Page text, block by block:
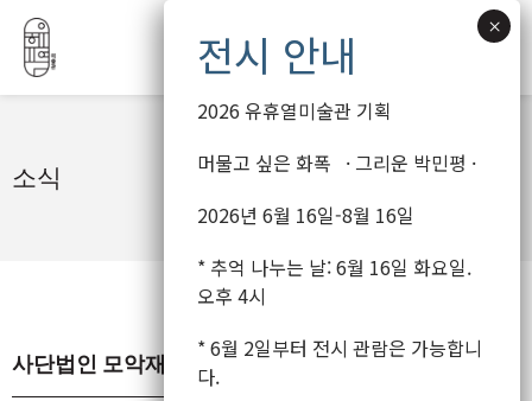
텐
기
소식
사단법인 모악재 2025년 기부금 모금액 및 활용실적
2026 유휴열미술관 기획
머물고 싶은 화폭 · 그리운 박민평 ·
2026년 6월 16일-8월 16일
* 추억 나누는 날: 6월 16일 화요일.
오후 4시
* 6월 2일부터 전시 관람은 가능합니
다.